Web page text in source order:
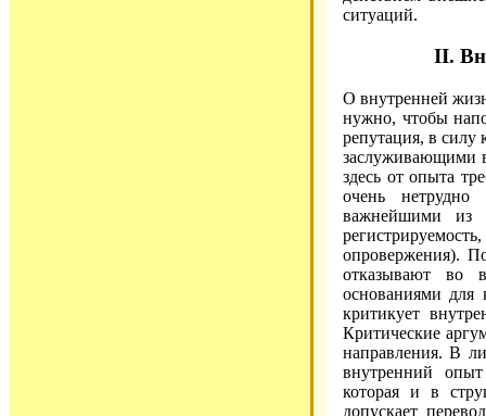
ситуаций.
II.
О внутренней
нужно, чтобы
репутация, в силу
заслуживающими
здесь от опыта
очень
важнейшими из
опровержения).
отказывают во
основаниями
критикует
Критические
направления. В
внутренний
которая и в
допускает